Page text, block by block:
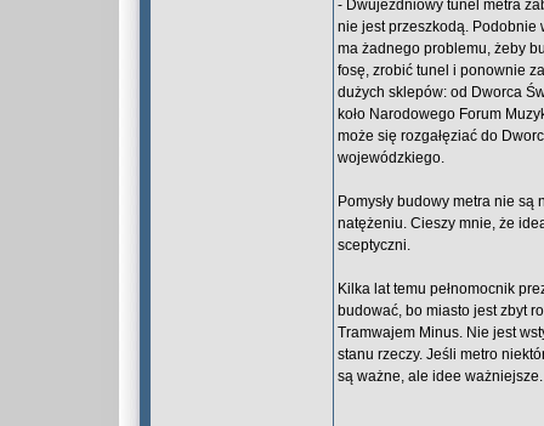
- Dwujezdniowy tunel metra
nie jest przeszkodą. Podobnie
ma żadnego problemu, żeby
fosę, zrobić tunel i ponownie
dużych sklepów: od Dworca
koło Narodowego Forum
może się rozgałęziać do
wojewódzkiego.
Pomysły budowy metra nie
natężeniu. Cieszy mnie, że
sceptyczni.
Kilka lat temu pełnomocnik
budować, bo miasto jest zbyt
Tramwajem Minus. Nie jest
stanu rzeczy. Jeśli metro
są ważne, ale idee ważniejsze.